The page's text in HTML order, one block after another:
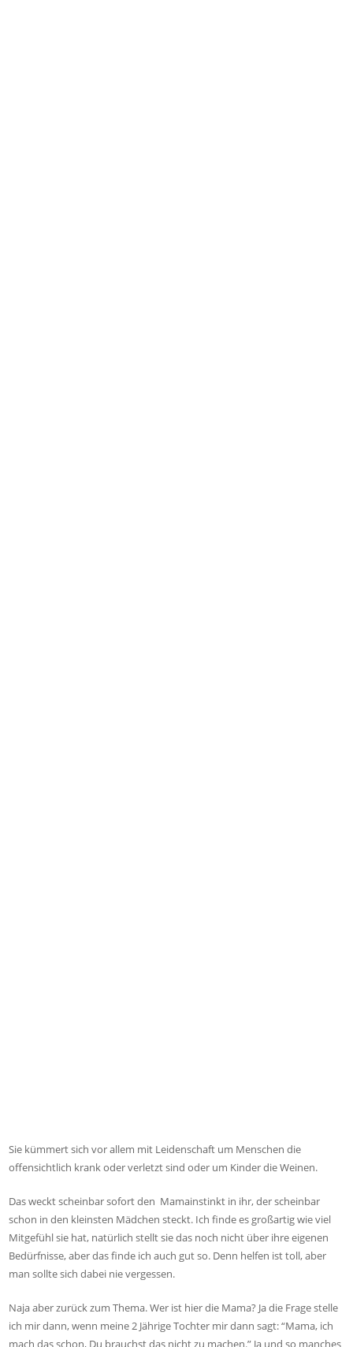
Sie kümmert sich vor allem mit Leidenschaft um Menschen die
offensichtlich krank oder verletzt sind oder um Kinder die Weinen.
Das weckt scheinbar sofort den Mamainstinkt in ihr, der scheinbar
schon in den kleinsten Mädchen steckt. Ich finde es großartig wie viel
Mitgefühl sie hat, natürlich stellt sie das noch nicht über ihre eigenen
Bedürfnisse, aber das finde ich auch gut so. Denn helfen ist toll, aber
man sollte sich dabei nie vergessen.
Naja aber zurück zum Thema. Wer ist hier die Mama? Ja die Frage stelle
ich mir dann, wenn meine 2 Jährige Tochter mir dann sagt: “Mama, ich